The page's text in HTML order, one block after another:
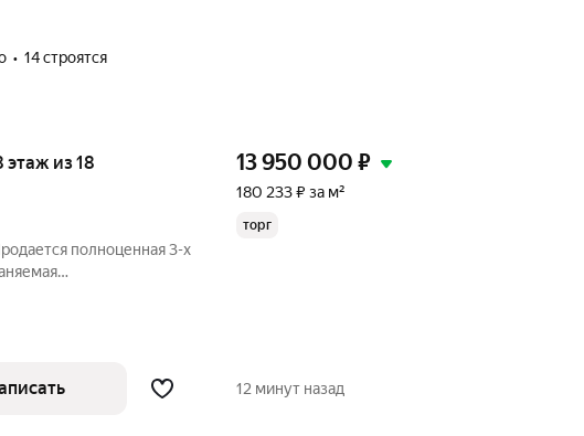
14 строятся
этаж из 18
полноценная 3-х
сады ,школа, красивый
13 950 000 ₽
180 233 ₽ за м²
торг
12 минут назад